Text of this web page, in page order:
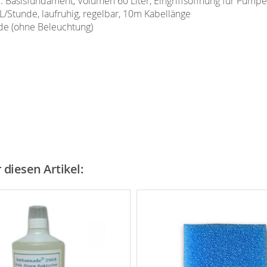
Stunde, laufruhig, regelbar, 10m Kabellänge
(ohne Beleuchtung)
diesen Artikel: